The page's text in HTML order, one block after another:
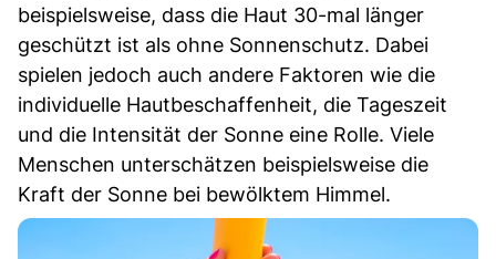
beispielsweise, dass die Haut 30-mal länger
geschützt ist als ohne Sonnenschutz. Dabei
spielen jedoch auch andere Faktoren wie die
individuelle Hautbeschaffenheit, die Tageszeit
und die Intensität der Sonne eine Rolle. Viele
Menschen unterschätzen beispielsweise die
Kraft der Sonne bei bewölktem Himmel.